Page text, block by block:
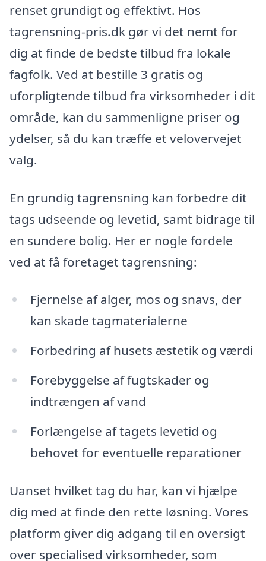
renset grundigt og effektivt. Hos
tagrensning-pris.dk gør vi det nemt for
dig at finde de bedste tilbud fra lokale
fagfolk. Ved at bestille 3 gratis og
uforpligtende tilbud fra virksomheder i dit
område, kan du sammenligne priser og
ydelser, så du kan træffe et velovervejet
valg.
En grundig tagrensning kan forbedre dit
tags udseende og levetid, samt bidrage til
en sundere bolig. Her er nogle fordele
ved at få foretaget tagrensning:
Fjernelse af alger, mos og snavs, der
kan skade tagmaterialerne
Forbedring af husets æstetik og værdi
Forebyggelse af fugtskader og
indtrængen af vand
Forlængelse af tagets levetid og
behovet for eventuelle reparationer
Uanset hvilket tag du har, kan vi hjælpe
dig med at finde den rette løsning. Vores
platform giver dig adgang til en oversigt
over specialised virksomheder, som